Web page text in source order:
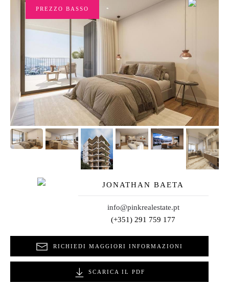
PREZZO BASSO
JONATHAN BAETA
info@pinkrealestate.pt
(+351) 291 759 177
RICHIEDI MAGGIORI INFORMAZIONI
SCARICA IL PDF